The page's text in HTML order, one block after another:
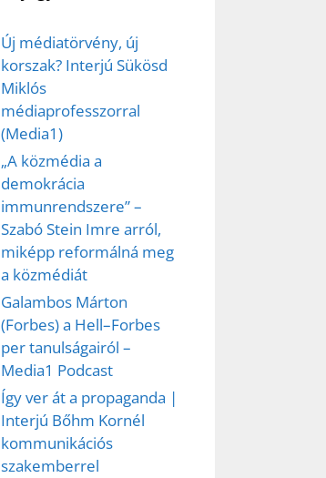
Új médiatörvény, új
korszak? Interjú Sükösd
Miklós
médiaprofesszorral
(Media1)
„A közmédia a
demokrácia
immunrendszere” –
Szabó Stein Imre arról,
miképp reformálná meg
a közmédiát
Galambos Márton
(Forbes) a Hell–Forbes
per tanulságairól –
Media1 Podcast
Így ver át a propaganda |
Interjú Bőhm Kornél
kommunikációs
szakemberrel